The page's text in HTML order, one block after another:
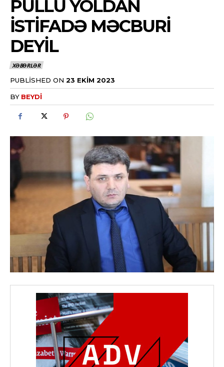
PULLU YOLDAN
ISTIFADƏ MƏCBURI
DEYIL
XƏBƏRLƏR
PUBLISHED ON 23 EKIM 2023
BY BEYDI